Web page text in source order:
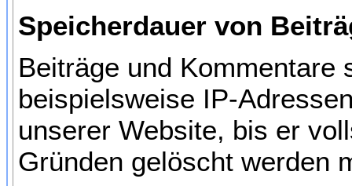
Speicherdauer von
Beiträge und Kommentare
beispielsweise IP-
unserer Website, bis er
Gründen gelöscht werden